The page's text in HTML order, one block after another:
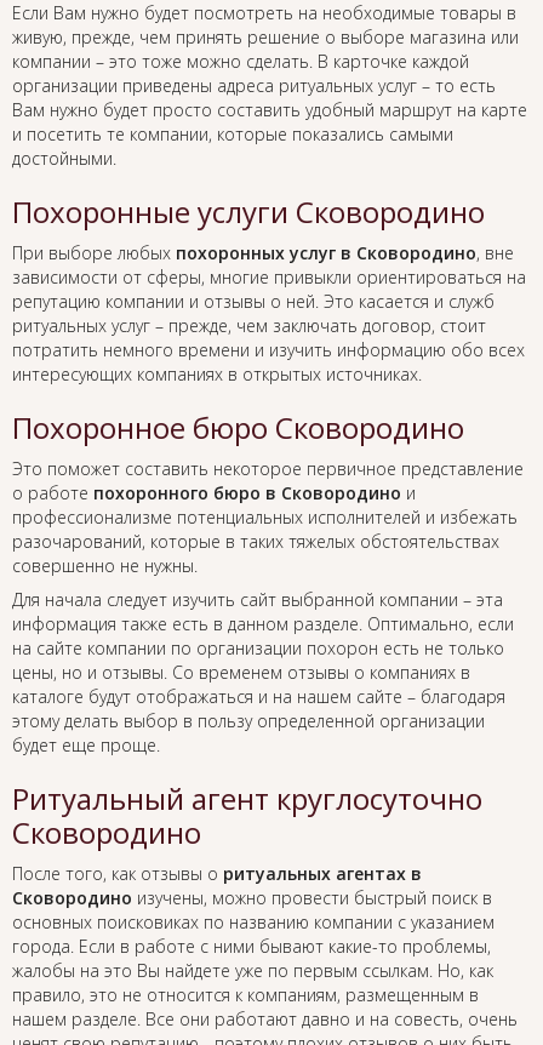
Если Вам нужно будет посмотреть на необходимые товары в
живую, прежде, чем принять решение о выборе магазина или
компании – это тоже можно сделать. В карточке каждой
организации приведены адреса ритуальных услуг – то есть
Вам нужно будет просто составить удобный маршрут на карте
и посетить те компании, которые показались самыми
достойными.
Похоронные услуги Сковородино
При выборе любых похоронных услуг в Сковородино, вне
зависимости от сферы, многие привыкли ориентироваться на
репутацию компании и отзывы о ней. Это касается и служб
ритуальных услуг – прежде, чем заключать договор, стоит
потратить немного времени и изучить информацию обо всех
интересующих компаниях в открытых источниках.
Похоронное бюро Сковородино
Это поможет составить некоторое первичное представление
о работе похоронного бюро в Сковородино и
профессионализме потенциальных исполнителей и избежать
разочарований, которые в таких тяжелых обстоятельствах
совершенно не нужны.
Для начала следует изучить сайт выбранной компании – эта
информация также есть в данном разделе. Оптимально, если
на сайте компании по организации похорон есть не только
цены, но и отзывы. Со временем отзывы о компаниях в
каталоге будут отображаться и на нашем сайте – благодаря
этому делать выбор в пользу определенной организации
будет еще проще.
Ритуальный агент круглосуточно
Сковородино
После того, как отзывы о ритуальных агентах в
Сковородино изучены, можно провести быстрый поиск в
основных поисковиках по названию компании с указанием
города. Если в работе с ними бывают какие-то проблемы,
жалобы на это Вы найдете уже по первым ссылкам. Но, как
правило, это не относится к компаниям, размещенным в
нашем разделе. Все они работают давно и на совесть, очень